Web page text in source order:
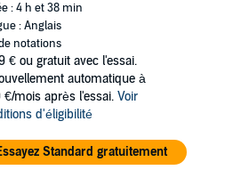
: 4 h et 38 min
: Anglais
notations
€ ou gratuit avec l'essai.
automatique à
€/mois après l'essai. Voir
d'éligibilité
Standard gratuitement